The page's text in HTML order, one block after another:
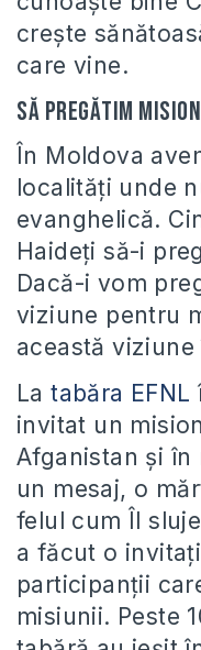
crește
care vine.
Să pregătim
În Moldova
localități unde
evanghelică.
Haideți să-i
Dacă-i vom
viziune pentru
această
Latabăra EFNL
invitat un
Afganistan și în
un mesaj, o
felul cum Îl
a făcut o
participanții
misiunii. Peste